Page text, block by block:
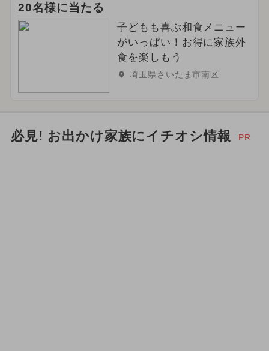
20名様に当たる
子どもも喜ぶ和食メニュー
がいっぱい！お得に家族外
食を楽しもう
埼玉県さいたま市南区
必見! お出かけ家族にイチオシ情報 PR